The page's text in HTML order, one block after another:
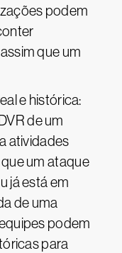
podem
que um
e histórica:
de um
atividades
um ataque
já está em
de uma
podem
para